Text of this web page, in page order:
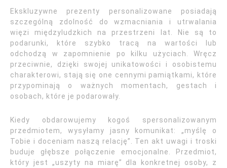
Ekskluzywne prezenty personalizowane posiadają
szczególną zdolność do wzmacniania i utrwalania
więzi międzyludzkich na przestrzeni lat. Nie są to
podarunki, które szybko tracą na wartości lub
odchodzą w zapomnienie po kilku użyciach. Wręcz
przeciwnie, dzięki swojej unikatowości i osobistemu
charakterowi, stają się one cennymi pamiątkami, które
przypominają o ważnych momentach, gestach i
osobach, które je podarowały.
Kiedy obdarowujemy kogoś spersonalizowanym
przedmiotem, wysyłamy jasny komunikat: „myślę o
Tobie i doceniam naszą relację”. Ten akt uwagi i troski
buduje głębsze połączenie emocjonalne. Przedmiot,
który jest „uszyty na miarę” dla konkretnej osoby, z